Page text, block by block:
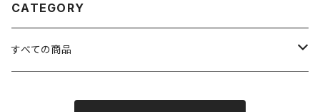
CATEGORY
すべての商品